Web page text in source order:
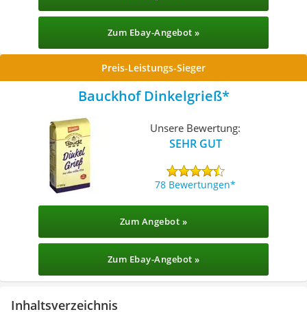
Zum Ebay-Angebot »
Preis-Leistungs-Sieger
Bauckhof Dinkelgrieß
Unsere Bewertung:
SEHR GUT
78 Bewertungen
Zum Angebot »
Zum Ebay-Angebot »
Inhaltsverzeichnis